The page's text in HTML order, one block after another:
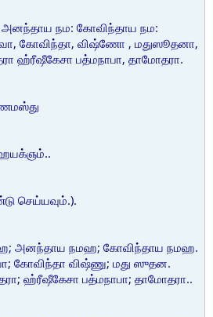
நம: கோவிந்தாய நம:
கோவிந்தா, விஷ்ணோ , மதுஸூதனா,
ஹ்ரீஷீகேசா பத்மநாபா, தாமோதரா.
செய்யவும்.).
அனந்தாய நமஹ; கோவிந்தாய நமஹ.
கோவிந்தா விஷ்ணு; மது ஸுதன.
ஹ்ரீஷீகேசா பத்மநாபா; தாமோதரா..